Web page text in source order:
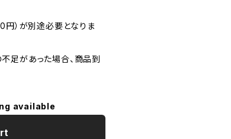
円）が別途必要となりま
足があった場合、商品到
available